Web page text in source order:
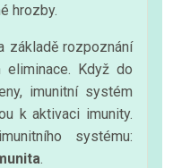
hrozby.
základě rozpoznání
eliminace. Když do
imunitní systém
k aktivaci imunity.
systému:
.